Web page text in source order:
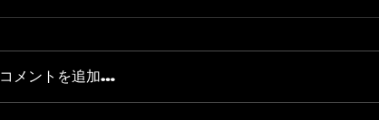
コメントを追加…